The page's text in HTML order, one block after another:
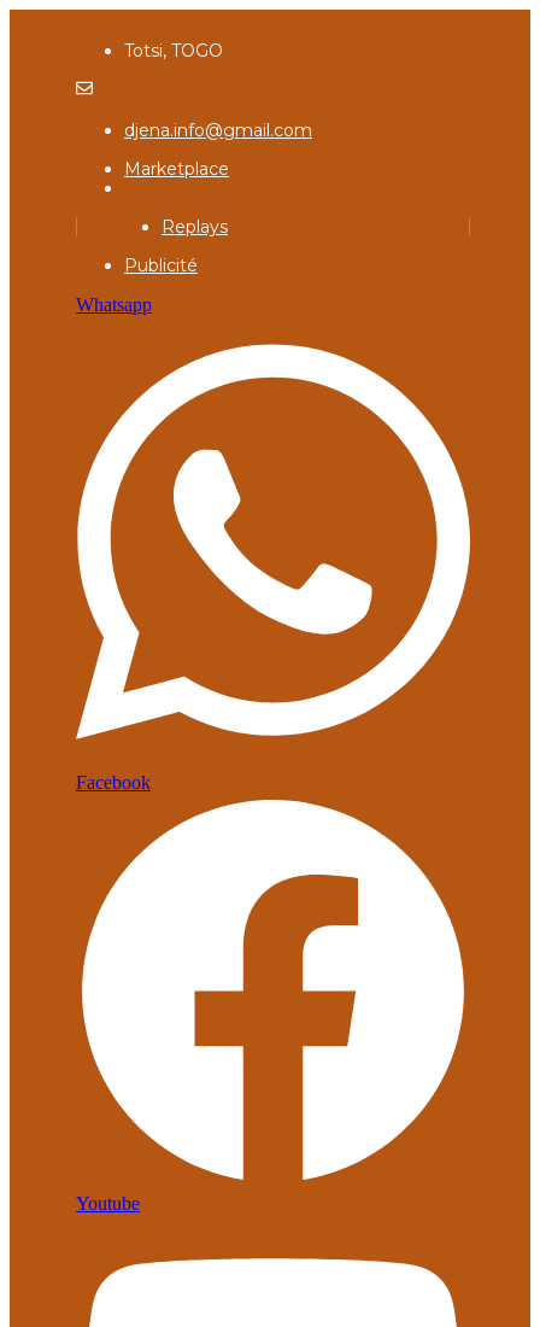
Totsi, TOGO
djena.info@gmail.com
Marketplace
Replays
Publicité
Whatsapp
Facebook
Youtube